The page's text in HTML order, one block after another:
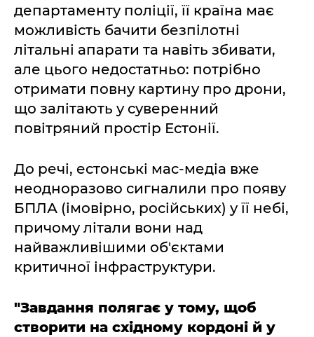
департаменту поліції, її країна має
можливість бачити безпілотні
літальні апарати та навіть збивати,
але цього недостатньо: потрібно
отримати повну картину про дрони,
що залітають у суверенний
повітряний простір Естонії.
До речі, естонські мас-медіа вже
неодноразово сигналили про появу
БПЛА (імовірно, російських) у її небі,
причому літали вони над
найважливішими об'єктами
критичної інфраструктури.
"Завдання полягає у тому, щоб
створити на східному кордоні й у